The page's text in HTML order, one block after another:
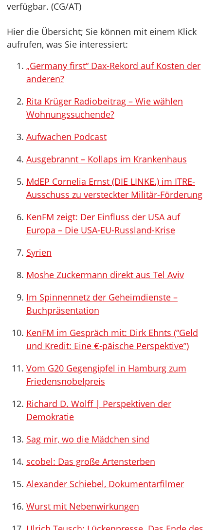
verfügbar. (CG/AT)
Hier die Übersicht; Sie können mit einem Klick
aufrufen, was Sie interessiert:
„Germany first“ Dax-Rekord auf Kosten der
anderen?
Rita Krüger Radiobeitrag – Wie wählen
Wohnungssuchende?
Aufwachen Podcast
Ausgebrannt – Kollaps im Krankenhaus
MdEP Cornelia Ernst (DIE LINKE.) im ITRE-
Ausschuss zu versteckter Militär-Förderung
KenFM zeigt: Der Einfluss der USA auf
Europa – Die USA-EU-Russland-Krise
Syrien
Moshe Zuckermann direkt aus Tel Aviv
Im Spinnennetz der Geheimdienste –
Buchpräsentation
KenFM im Gespräch mit: Dirk Ehnts (“Geld
und Kredit: Eine €-päische Perspektive”)
Vom G20 Gegengipfel in Hamburg zum
Friedensnobelpreis
Richard D. Wolff | Perspektiven der
Demokratie
Sag mir, wo die Mädchen sind
scobel: Das große Artensterben
Alexander Schiebel, Dokumentarfilmer
Wurst mit Nebenwirkungen